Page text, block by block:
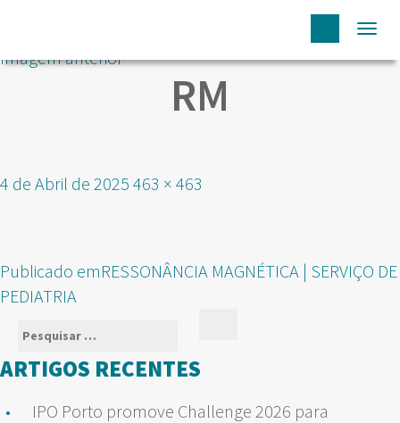
Imagem anterior
RM
Publicado
4 de Abril de 2025 Tamanho
463 × 463
NAVEGAÇÃO
DE
ARTIGOS
Publicado emRESSONÂNCIA MAGNÉTICA | SERVIÇO DE
PEDIATRIA
Pesquisar
por:
ARTIGOS RECENTES
IPO Porto promove Challenge 2026 para